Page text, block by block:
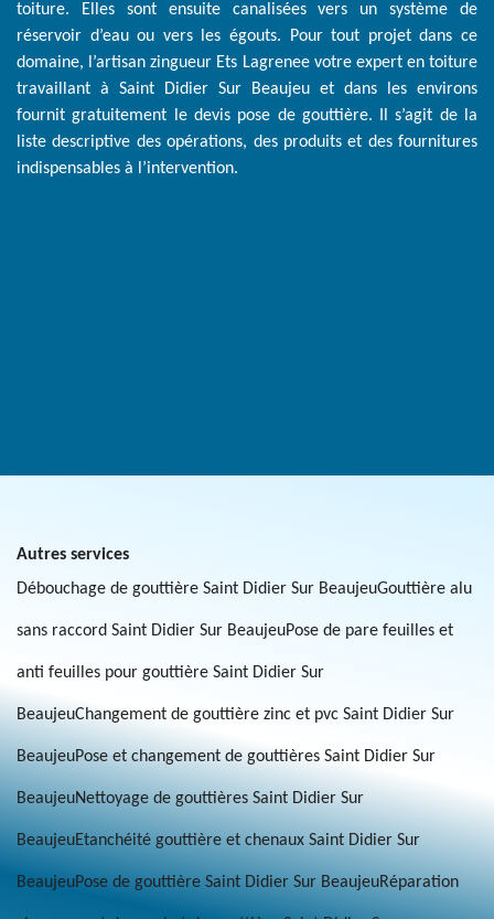
toiture. Elles sont ensuite canalisées vers un système de
réservoir d’eau ou vers les égouts. Pour tout projet dans ce
domaine, l’artisan zingueur Ets Lagrenee votre expert en toiture
travaillant à Saint Didier Sur Beaujeu et dans les environs
fournit gratuitement le devis pose de gouttière. Il s’agit de la
liste descriptive des opérations, des produits et des fournitures
indispensables à l’intervention.
Autres services
Débouchage de gouttière Saint Didier Sur BeaujeuGouttière alu
sans raccord Saint Didier Sur BeaujeuPose de pare feuilles et
anti feuilles pour gouttière Saint Didier Sur
BeaujeuChangement de gouttière zinc et pvc Saint Didier Sur
BeaujeuPose et changement de gouttières Saint Didier Sur
BeaujeuNettoyage de gouttières Saint Didier Sur
BeaujeuEtanchéité gouttière et chenaux Saint Didier Sur
BeaujeuPose de gouttière Saint Didier Sur BeaujeuRéparation